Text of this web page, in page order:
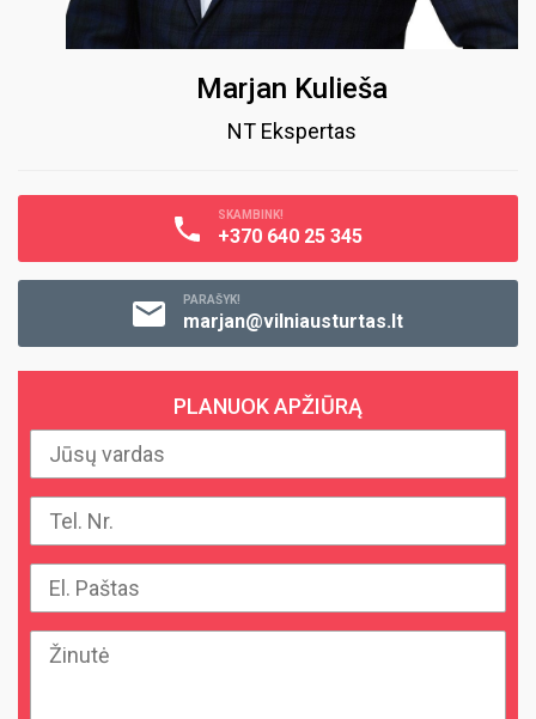
Marjan Kulieša
NT Ekspertas
SKAMBINK!
+370 640 25 345
PARAŠYK!
marjan@vilniausturtas.lt
PLANUOK APŽIŪRĄ